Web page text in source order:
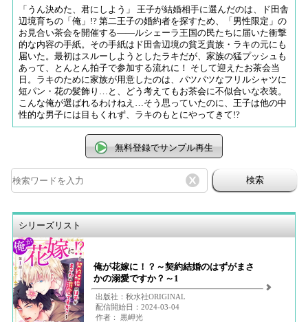
「うん決めた、君にしよう」 王子が結婚相手に選んだのは、ド田舎
辺境育ちの「俺」!? 第二王子の婚約者を探すため、「男性限定」の
お見合い茶会を開催する――ルシェーラ王国の民たちに届いた衝撃
的な内容の手紙。その手紙はド田舎辺境の貧乏貴族・ラキの元にも
届いた。最初はスルーしようとしたラキだが、家族の猛プッシュも
あって、とんとん拍子で参加する流れに！ そして迎えたお茶会当
日。ラキのために家族が用意したのは、パツパツなフリルシャツに
短パン・花の髪飾り…と、どう考えてもお茶会に不似合いな衣装。
こんな俺が選ばれるわけねえ…そう思っていたのに、王子は他の中
性的な男子には目もくれず、ラキのもとにやってきて!?
無料登録でサンプル再生
検索
シリーズリスト
俺が花嫁に！？～契約結婚のはずがまさ
かの溺愛ですか？～1
出版社：秋水社ORIGINAL
配信開始日：2024-03-04
作者： 黒岬光